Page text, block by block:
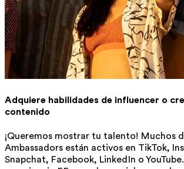
Adquiere habilidades de influencer o
contenido
¡Queremos mostrar tu talento! Muchos
Ambassadors están activos en TikTok,
Snapchat, Facebook, LinkedIn o